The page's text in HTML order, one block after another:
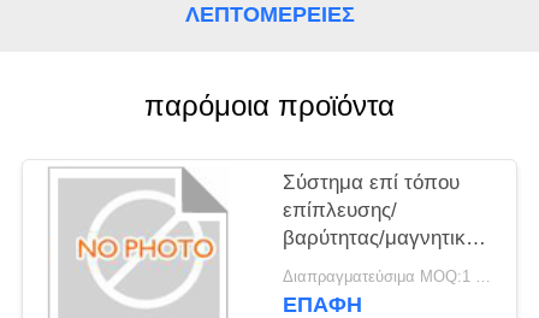
ΑΠΌΣΠΑΣΜΑ
SITEMAP
ΠΟΛΙΤΙΚΉ
ΛΕΠΤΟΜΈΡΕΙΕΣ
παρόμοια προϊόντα
Σύστημα επί τόπου
επίπλευσης/
βαρύτητας/μαγνητικού
διαχωρισμού για
μέγιστο ποσοστό
Διαπραγματεύσιμα MOQ:1 ομάδα
ΕΠΑΦΉ